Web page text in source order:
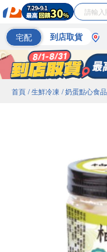
宅配 到店取貨
首頁 / 生鮮冷凍 / 奶蛋點心食品